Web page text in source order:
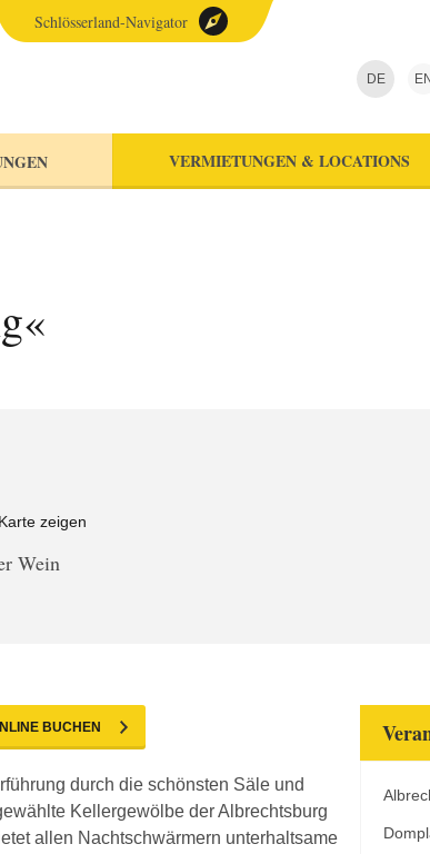
DE EN
VERMIETUNGEN & LOCATIONS
Schlösserland-Navigator
zeigen
Wein
BUCHEN
durch die schönsten Säle und
Kellergewölbe der Albrechtsburg
allen Nachtschwärmern unterhaltsame